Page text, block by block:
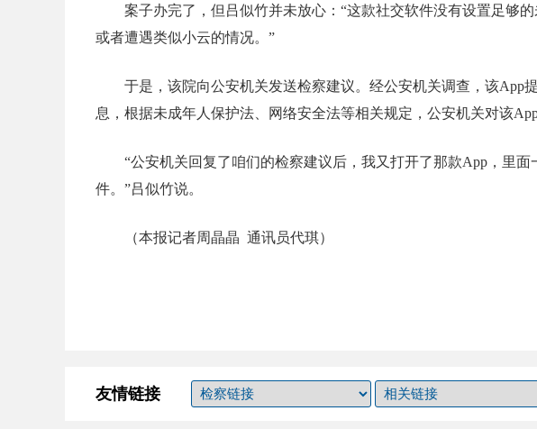
案子办完了，但吕似竹并未放心：“这款社交软件没有设置足够
或者遭遇类似小云的情况。”
于是，该院向公安机关发送检察建议。经公安机关调查，该App
息，根据未成年人保护法、网络安全法等相关规定，公安机关对该
“公安机关回复了咱们的检察建议后，我又打开了那款App，里
件。”吕似竹说。
（本报记者周晶晶 通讯员代琪）
友情链接